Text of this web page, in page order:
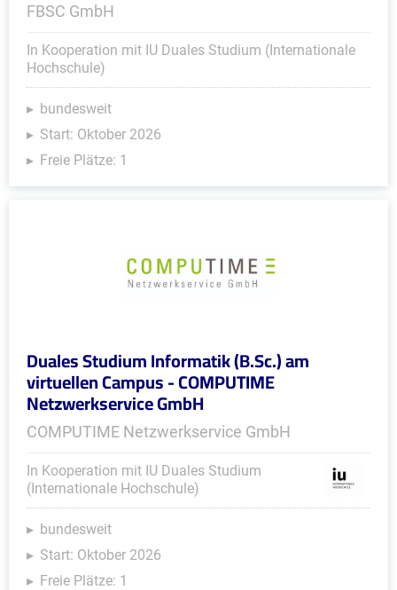
FBSC GmbH
In Kooperation mit IU Duales Studium (Internationale
Hochschule)
bundesweit
Start: Oktober 2026
Freie Plätze: 1
Duales Studium Informatik (B.Sc.) am
virtuellen Campus - COMPUTIME
Netzwerkservice GmbH
COMPUTIME Netzwerkservice GmbH
In Kooperation mit IU Duales Studium
(Internationale Hochschule)
bundesweit
Start: Oktober 2026
Freie Plätze: 1